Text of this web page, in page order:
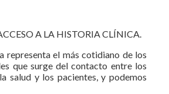
A LA HISTORIA CLÍNICA.
representa el más cotidiano de los
que surge del contacto entre los
salud y los pacientes, y podemos